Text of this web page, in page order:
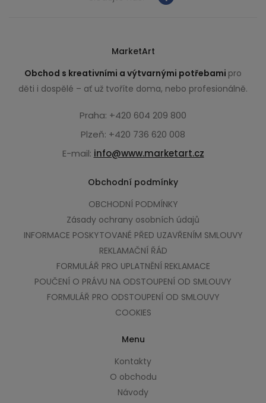
MarketArt
Obchod s kreativními a výtvarnými potřebami pro
děti i dospělé – ať už tvoříte doma, nebo profesionálně.
Praha: +420 604 209 800
Plzeň: +420 736 620 008
E-mail: info@www.marketart.cz
Obchodní podmínky
OBCHODNÍ PODMÍNKY
Zásady ochrany osobních údajů
INFORMACE POSKYTOVANÉ PŘED UZAVŘENÍM SMLOUVY
REKLAMAČNÍ ŘÁD
FORMULÁŘ PRO UPLATNĚNÍ REKLAMACE
POUČENÍ O PRÁVU NA ODSTOUPENÍ OD SMLOUVY
FORMULÁŘ PRO ODSTOUPENÍ OD SMLOUVY
COOKIES
Menu
Kontakty
O obchodu
Návody